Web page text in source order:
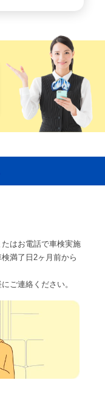
はお電話で車検実施
満了日2ヶ月前から
ご連絡ください。